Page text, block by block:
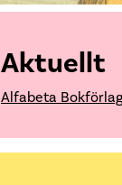
Aktuellt
Alfabeta